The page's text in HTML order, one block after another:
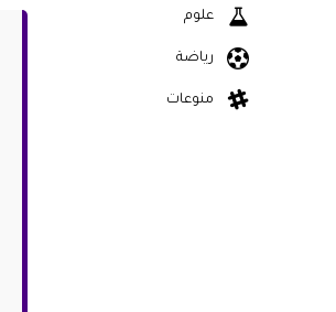
علوم
رياضة
منوعات